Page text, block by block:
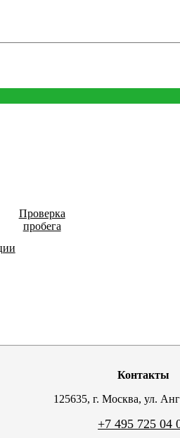
Проверка
пробега
Контакты
125635, г. Москва, ул.
+7 495 725 04